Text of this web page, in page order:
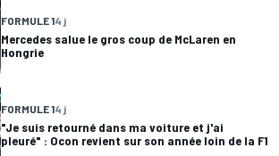
FORMULE 14 j
Mercedes salue le gros coup de McLaren en
Hongrie
FORMULE 14 j
"Je suis retourné dans ma voiture et j'ai
pleuré" : Ocon revient sur son année loin de la F1